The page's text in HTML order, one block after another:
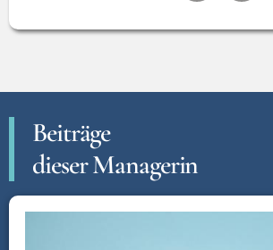
Beiträge
dieser Managerin